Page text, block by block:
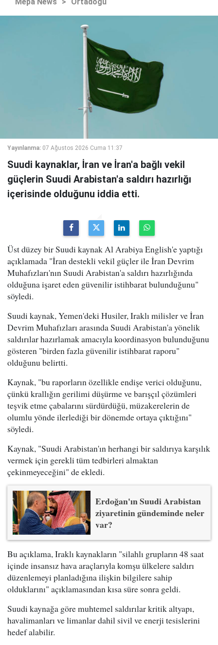
Mepa News > Ortadoğu
Yayınlanma: 07 Ağustos 2026 Cuma 11:37
Suudi kaynaklar, İran ve İran'a bağlı vekil
güçlerin Suudi Arabistan'a saldırı hazırlığı
içerisinde olduğunu iddia etti.
Üst düzey bir Suudi kaynak Al Arabiya English'e yaptığı
açıklamada "İran destekli vekil güçler ile İran Devrim
Muhafızları'nın Suudi Arabistan'a saldırı hazırlığında
olduğuna işaret eden güvenilir istihbarat bulunduğunu"
söyledi.
Suudi kaynak, Yemen'deki Husiler, Iraklı milisler ve İran
Devrim Muhafızları arasında Suudi Arabistan'a yönelik
saldırılar hazırlamak amacıyla koordinasyon bulunduğunu
gösteren "birden fazla güvenilir istihbarat raporu"
olduğunu belirtti.
Kaynak, "bu raporların özellikle endişe verici olduğunu,
çünkü krallığın gerilimi düşürme ve barışçıl çözümleri
teşvik etme çabalarını sürdürdüğü, müzakerelerin de
olumlu yönde ilerlediği bir dönemde ortaya çıktığını"
söyledi.
Kaynak, "Suudi Arabistan'ın herhangi bir saldırıya karşılık
vermek için gerekli tüm tedbirleri almaktan
çekinmeyeceğini" de ekledi.
Erdoğan'ın Suudi Arabistan
ziyaretinin gündeminde neler
var?
Bu açıklama, Iraklı kaynakların "silahlı grupların 48 saat
içinde insansız hava araçlarıyla komşu ülkelere saldırı
düzenlemeyi planladığına ilişkin bilgilere sahip
olduklarını" açıklamasından kısa süre sonra geldi.
Suudi kaynağa göre muhtemel saldırılar kritik altyapı,
havalimanları ve limanlar dahil sivil ve enerji tesislerini
hedef alabilir.